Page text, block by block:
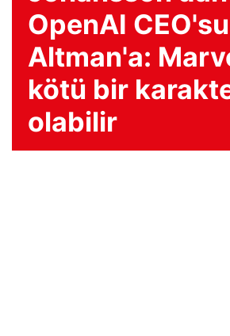
OpenAI
Altman'a:
kötü bir
olabilir